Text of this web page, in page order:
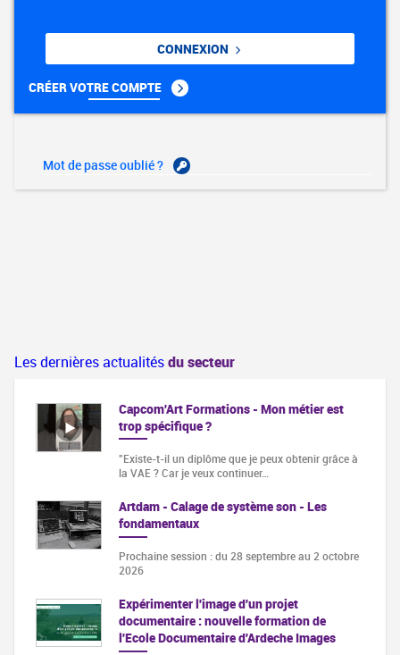
CONNEXION
CRÉER VOTRE COMPTE
Mot de passe oublié ?
Les dernières actualitésdu secteur
Capcom'Art Formations - Mon métier est
trop spécifique ?
"Existe-t-il un diplôme que je peux obtenir grâce à
la VAE ? Car je veux continuer…
Artdam - Calage de système son - Les
fondamentaux
Prochaine session : du 28 septembre au 2 octobre
2026
Expérimenter l'image d'un projet
documentaire : nouvelle formation de
l'Ecole Documentaire d'Ardeche Images